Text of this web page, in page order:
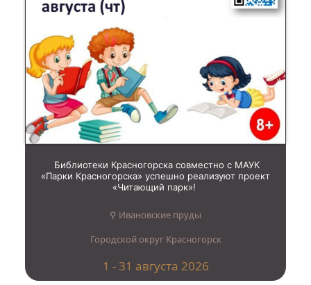
Библиотеки Красногорска совместно с МАУК
«Парки Красногорска» успешно реализуют проект
«Читающий парк»!
⚲ Ивановские пруды
Городской округ Красногорск
1 - 31 августа 2026